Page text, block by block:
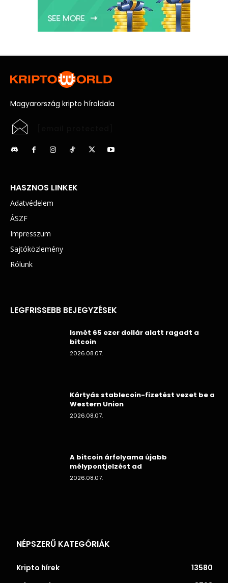
Magyarország kripto híroldala
HASZNOS LINKEK
Adatvédelem
ÁSZF
Impresszum
Sajtóközlemény
Rólunk
LEGFRISSEBB BEJEGYZÉSEK
Ismét 65 ezer dollár alatt ragadt a
bitcoin
2026.08.07.
Kártyás stablecoin-fizetést vezet be a
Western Union
2026.08.07.
A bitcoin árfolyama újabb
mélypontjelzést ad
2026.08.07.
NÉPSZERŰ KATEGÓRIÁK
Kripto hírek
13580